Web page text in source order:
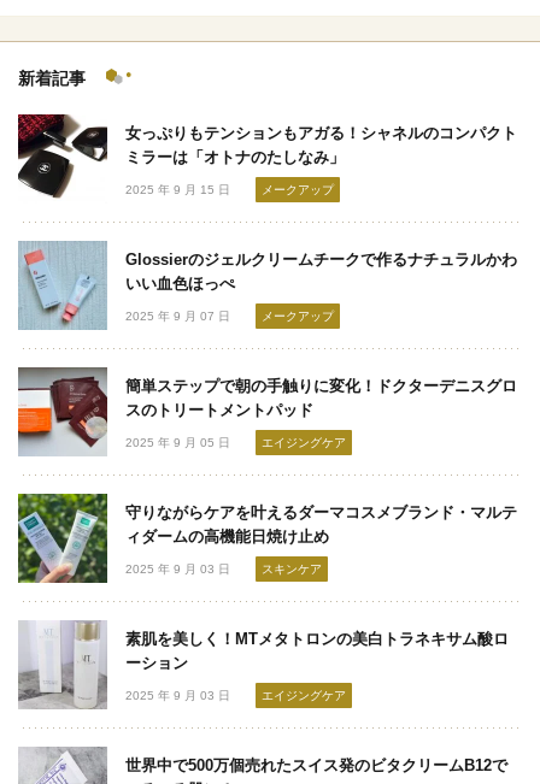
新着記事
女っぷりもテンションもアガる！シャネルのコンパクト
ミラーは「オトナのたしなみ」
2025 年 9 月 15 日 メークアップ
Glossierのジェルクリームチークで作るナチュラルかわ
いい血色ほっぺ
2025 年 9 月 07 日 メークアップ
簡単ステップで朝の手触りに変化！ドクターデニスグロ
スのトリートメントパッド
2025 年 9 月 05 日 エイジングケア
守りながらケアを叶えるダーマコスメブランド・マルテ
ィダームの高機能日焼け止め
2025 年 9 月 03 日 スキンケア
素肌を美しく！MTメタトロンの美白トラネキサム酸ロ
ーション
2025 年 9 月 03 日 エイジングケア
世界中で500万個売れたスイス発のビタクリームB12で